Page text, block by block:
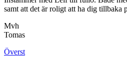
samt att det är roligt att ha dig tillbaka
Mvh
Tomas
Överst